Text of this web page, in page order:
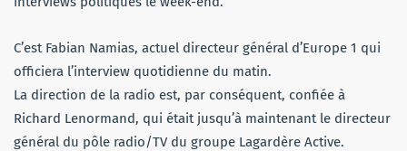
C’est Fabian Namias, actuel directeur général d’Europe 1 qui
officiera l’interview quotidienne du matin.
La direction de la radio est, par conséquent, confiée à
Richard Lenormand, qui était jusqu’à maintenant le directeur
général du pôle radio/TV du groupe Lagardère Active.